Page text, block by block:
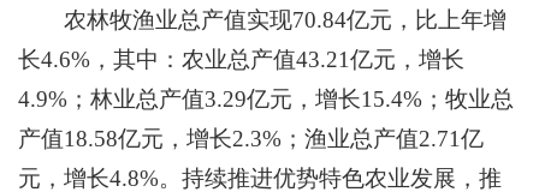
农林牧渔业总产值实现70.84亿元，比上年增
长4.6%，其中：农业总产值43.21亿元，增长
4.9%；林业总产值3.29亿元，增长15.4%；牧业总
产值18.58亿元，增长2.3%；渔业总产值2.71亿
元，增长4.8%。 持续推进优势特色农业发展，推